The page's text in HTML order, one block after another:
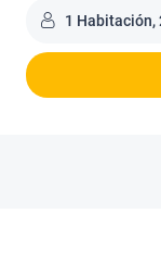
1 Habitación,